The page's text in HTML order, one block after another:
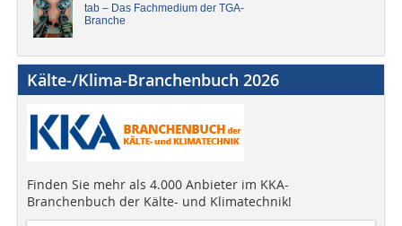
tab – Das Fachmedium der TGA-
Branche
Kälte-/Klima-Branchenbuch 2026
Finden Sie mehr als 4.000 Anbieter im KKA-
Branchenbuch der Kälte- und Klimatechnik!